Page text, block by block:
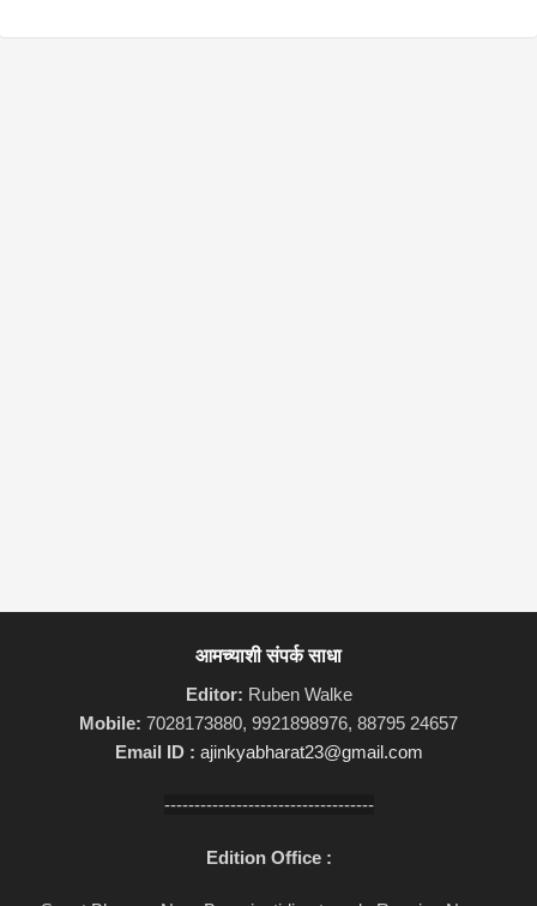
आमच्याशी संपर्क साधा
Editor: Ruben Walke
Mobile: 7028173880, 9921898976, 88795 24657
Email ID : ajinkyabharat23@gmail.com
-----------------------------------
Edition Office :